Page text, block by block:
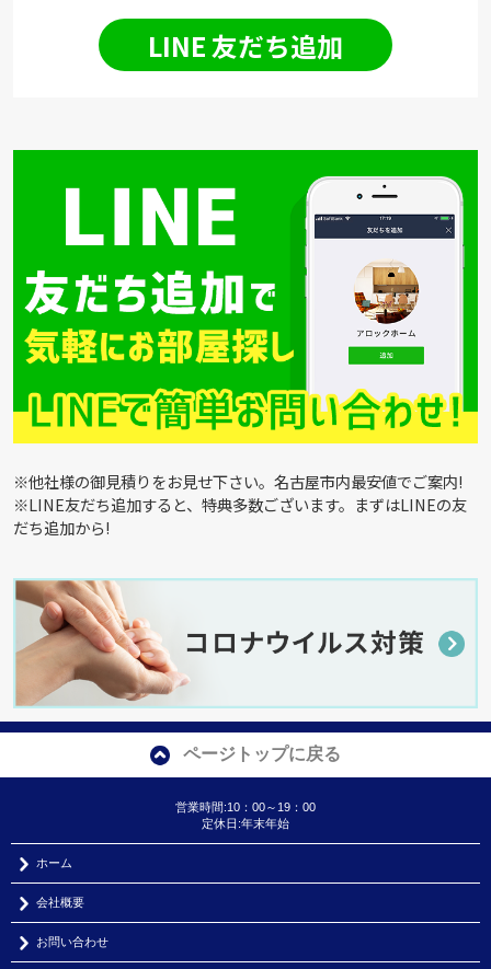
LINE 友だち追加
※他社様の御見積りをお見せ下さい。名古屋市内最安値でご案内!
※LINE友だち追加すると、特典多数ございます。まずはLINEの友
だち追加から!
ページトップに戻る
営業時間:10：00～19：00
定休日:年末年始
ホーム
会社概要
お問い合わせ